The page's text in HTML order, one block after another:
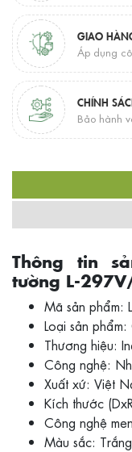
GIAO
Áp dụng
CHÍNH
Bảo hành
Thông tin
tường L-
Mã sản phẩm:
Loại sản
Thương hiệu:
Công nghệ:
Xuất xứ: Việt
Kích thước
Công nghệ
Màu sắc: Trắng